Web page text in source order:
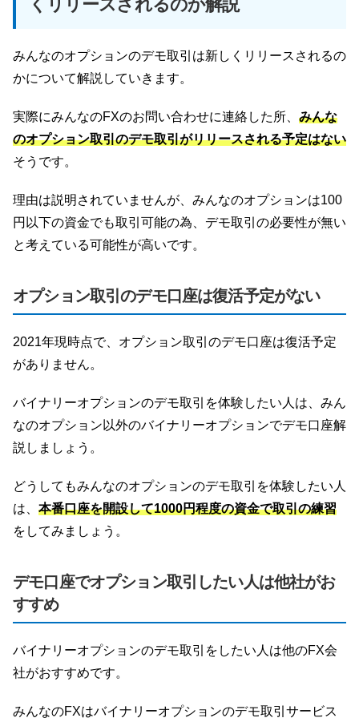
くリリースされるのか解説
みんなのオプションのデモ取引は新しくリリースされるの
かについて解説していきます。
実際にみんなのFXのお問い合わせに連絡した所、 みんな
のオプション取引のデモ取引がリリースされる予定はない
そうです。
理由は説明されていませんが、みんなのオプションは100
円以下の資金でも取引可能の為、デモ取引の必要性が無い
と考えている可能性が高いです。
オプション取引のデモ口座は復活予定がない
2021年現時点で、オプション取引のデモ口座は復活予定
がありません。
バイナリーオプションのデモ取引を体験したい人は、みん
なのオプション以外のバイナリーオプションでデモ口座解
説しましょう。
どうしてもみんなのオプションのデモ取引を体験したい人
は、 本番口座を開設して1000円程度の資金で取引の練習
をしてみましょう。
デモ口座でオプション取引したい人は他社がお
すすめ
バイナリーオプションのデモ取引をしたい人は他のFX会
社がおすすめです。
みんなのFXはバイナリーオプションのデモ取引サービス